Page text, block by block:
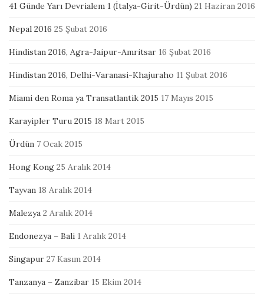
41 Günde Yarı Devrialem 1 (İtalya-Girit-Ürdün) 21 Haziran 2016
Nepal 2016 25 Şubat 2016
Hindistan 2016, Agra-Jaipur-Amritsar 16 Şubat 2016
Hindistan 2016, Delhi-Varanasi-Khajuraho 11 Şubat 2016
Miami den Roma ya Transatlantik 2015 17 Mayıs 2015
Karayipler Turu 2015 18 Mart 2015
Ürdün 7 Ocak 2015
Hong Kong 25 Aralık 2014
Tayvan 18 Aralık 2014
Malezya 2 Aralık 2014
Endonezya – Bali 1 Aralık 2014
Singapur 27 Kasım 2014
Tanzanya – Zanzibar 15 Ekim 2014